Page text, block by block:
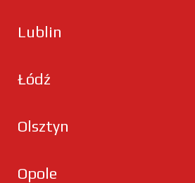
Lublin
Łódź
Olsztyn
Opole